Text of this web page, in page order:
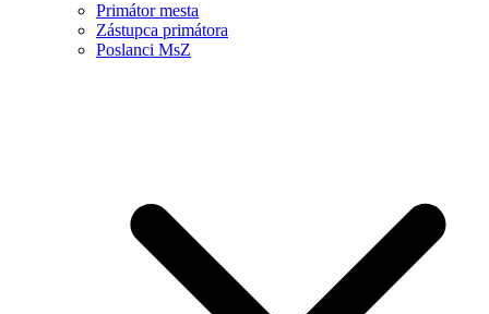
Primátor mesta
Zástupca primátora
Poslanci MsZ